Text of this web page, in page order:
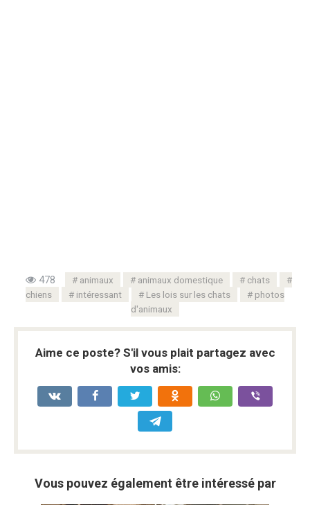
478 animaux animaux domestique
chats
chiens
intéressant Les lois sur les chats
photos
d'animaux
Aime ce poste? S'il vous plait partagez avec
vos amis:
Vous pouvez également être intéressé par